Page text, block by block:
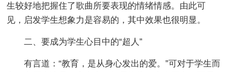
生较好地把握住了歌曲所要表现的情绪情感。由此可
见，启发学生想象力是容易的，其中效果也很明显。
二、要成为学生心目中的“超人”
有言道：“教育，是从身心发出的爱。”可对于学生而